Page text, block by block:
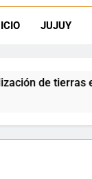
JUJUY
de frontera